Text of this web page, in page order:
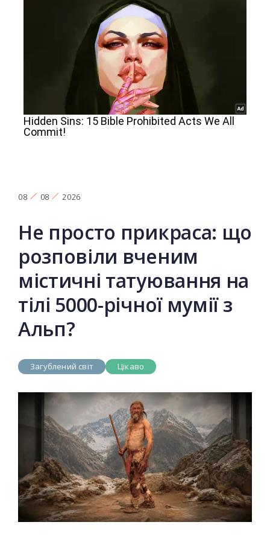
08 08 2026
Не просто прикраса: що
розповіли вченим
містичні татуювання на
тілі 5000-річної мумії з
Альп?
Загублений світ Цікаво